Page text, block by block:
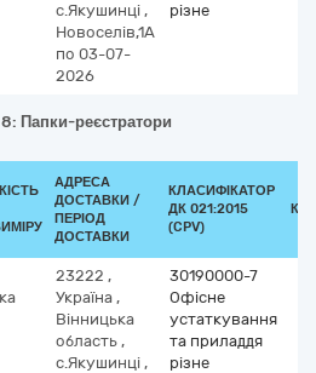
с.Якушинці ,
Новоселів,1А
по 03-07-
2026
різне
Папки-реєстратори
АДРЕСА
ДОСТАВКИ /
ПЕРІОД
ДОСТАВКИ
КЛАСИФІКАТОР
ДК 021:2015
(CPV)
23222 ,
Україна ,
Вінницька
область ,
с.Якушинці ,
30190000-7
Офісне
устаткування
та приладдя
різне